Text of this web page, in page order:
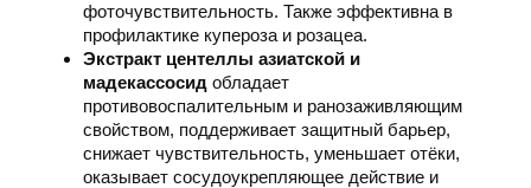
фоточувствительность. Также эффективна в
профилактике купероза и розацеа.
Экстракт центеллы азиатской и
мадекассосид обладает
противовоспалительным и ранозаживляющим
свойством, поддерживает защитный барьер,
снижает чувствительность, уменьшает отёки,
оказывает сосудоукрепляющее действие и